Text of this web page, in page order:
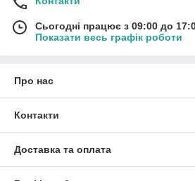
Сьогодні працює з 09:00 до
Показати весь графік роботи
Про нас
Контакти
Доставка та оплата